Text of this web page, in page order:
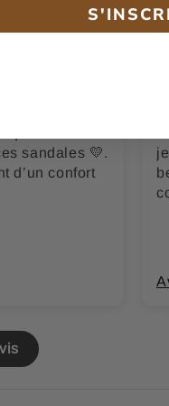
autour de
sandales 💛.
d’un confort